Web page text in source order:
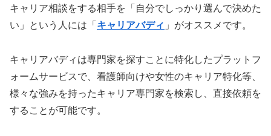
キャリア相談をする相手を「自分でしっかり選んで決めた
い」という人には「 キャリアバディ 」がオススメです。
キャリアバディは専門家を探すことに特化したプラットフ
ォームサービスで、看護師向けや女性のキャリア特化等、
様々な強みを持ったキャリア専門家を検索し、直接依頼を
することが可能です。